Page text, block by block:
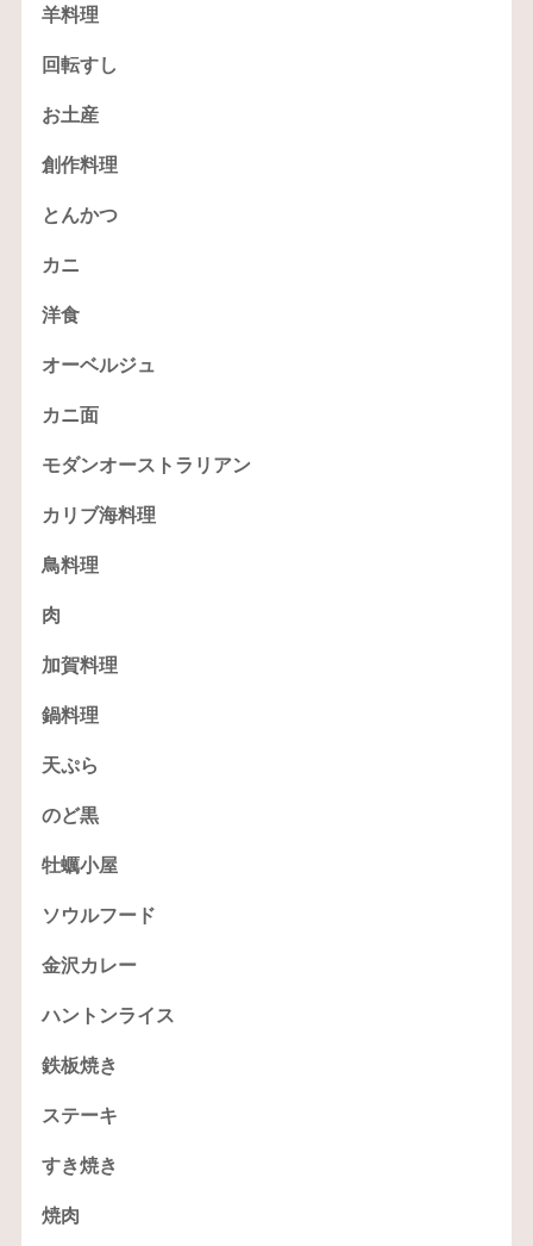
羊料理
回転すし
お土産
創作料理
とんかつ
カニ
洋食
オーベルジュ
カニ面
モダンオーストラリアン
カリブ海料理
鳥料理
肉
加賀料理
鍋料理
天ぷら
のど黒
牡蠣小屋
ソウルフード
金沢カレー
ハントンライス
鉄板焼き
ステーキ
すき焼き
焼肉